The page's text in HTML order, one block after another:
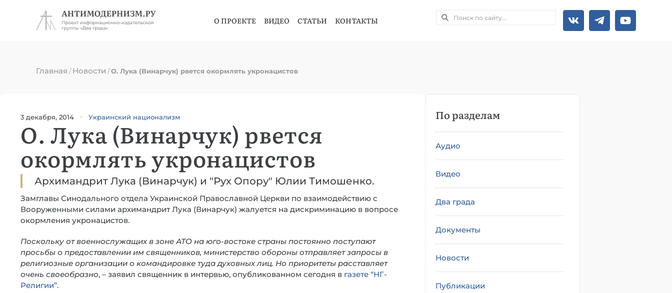
О ПРОЕКТЕ ВИДЕО СТАТЬИ КОНТАКТЫ
Главная /Новости /О. Лука (Винарчук) рвется окормлять укронацистов
3 декабря, 2014 Украинский национализм
О. Лука (Винарчук) рвется
окормлять укронацистов
Архимандрит Лука (Винарчук) и "Рух Опору" Юлии Тимошенко.
Замглавы Синодального отдела Украинской Православной Церкви по взаимодействию с
Вооруженными силами архимандрит Лука (Винарчук) жалуется на дискриминацию в вопросе
окормления укронацистов.
Поскольку от военнослужащих в зоне АТО на юго-востоке страны постоянно поступают
просьбы о предоставлении им священников, министерство обороны отправляет запросы в
религиозные организации о командировке туда духовных лиц. Но приоритеты расставляет
очень своеобразно, – заявил священник в интервью, опубликованном сегодня в газете “НГ-
Религии”.
По разделам
Аудио
Видео
Два града
Документы
Новости
Публикации